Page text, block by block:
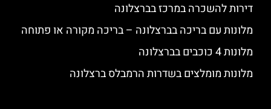
דירות להשכרה במרכז בברצלונה
מלונות עם בריכה בברצלונה – בריכה מקורה או פתוחה
מלונות 4 כוכבים בברצלונה
מלונות מומלצים בשדרות הרמבלס ברצלונה